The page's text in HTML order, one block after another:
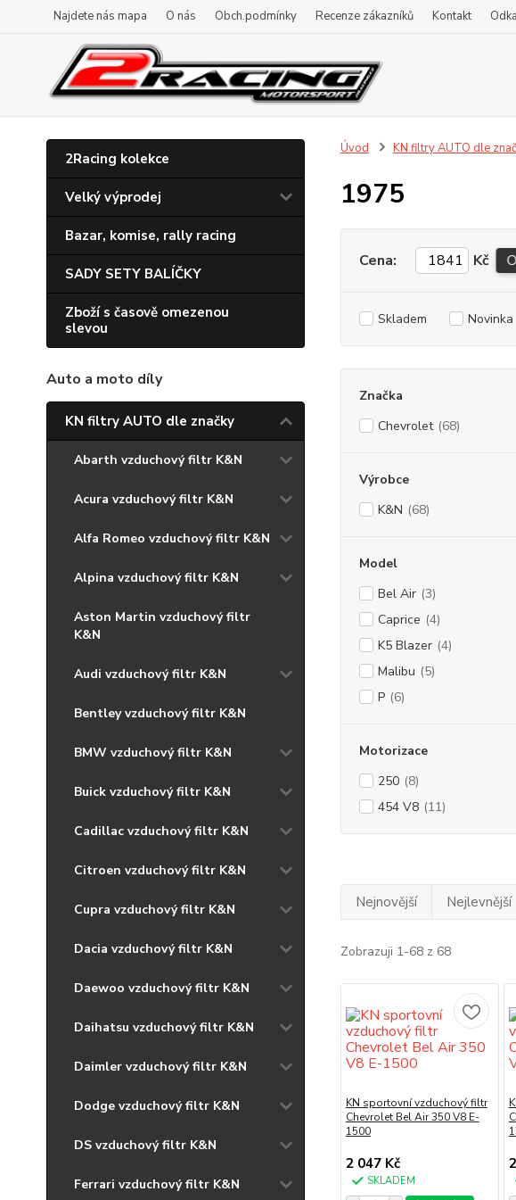
Najdete nás mapa O nás Obch.podmínky Recenze zákazníků Kontakt
2Racing kolekce
Velký výprodej
Bazar, komise, rally racing
SADY SETY BALÍČKY
Zboží s časově omezenou
slevou
Auto a moto díly
KN filtry AUTO dle značky
Abarth vzduchový filtr K&N
Acura vzduchový filtr K&N
Alfa Romeo vzduchový filtr K&N
Alpina vzduchový filtr K&N
Aston Martin vzduchový filtr
K&N
Audi vzduchový filtr K&N
Bentley vzduchový filtr K&N
BMW vzduchový filtr K&N
Buick vzduchový filtr K&N
Cadillac vzduchový filtr K&N
Citroen vzduchový filtr K&N
Cupra vzduchový filtr K&N
Dacia vzduchový filtr K&N
Daewoo vzduchový filtr K&N
Daihatsu vzduchový filtr K&N
Daimler vzduchový filtr K&N
Dodge vzduchový filtr K&N
DS vzduchový filtr K&N
Ferrari vzduchový filtr K&N
Úvod KN filtry AUTO dle
1975
Cena: Kč
Skladem Novinka
Značka
Chevrolet (68)
Výrobce
K&N (68)
Model
Bel Air (3)
Caprice (4)
K5 Blazer (4)
Malibu (5)
P (6)
Motorizace
250 (8)
454 V8 (11)
Nejnovější Nejlevnější
Zobrazuji 1-68 z 68
KN sportovní vzduchový filtr
Chevrolet Bel Air 350 V8 E-
1500
2 047 Kč
SKLADEM